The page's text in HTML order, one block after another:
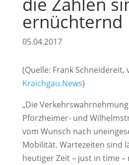
ernüchternd
05.04.2017
(Quelle: Frank
Kraichgau.News)
„Die
Pforzheimer- und
vom Wunsch nach
Mobilität. Wartezeiten sind
heutiger Zeit – just in time